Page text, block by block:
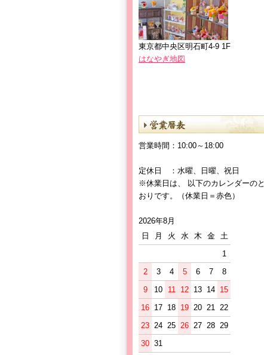
東京都中央区明石町4-9 1F
はなやぎ地図
営業時間：10:00～18:00
定休日 ：水曜、日曜、祝日
※休業日は、 以下のカレンダーのと
おりです。（休業日＝赤色）
2026年8月
日
月 火 水 木 金
土
1
2
3 4 5 6 7
8
9
10 11 12 13 14 15
16 17 18 19 20 21
22
23 24 25 26 27 28 29
30 31